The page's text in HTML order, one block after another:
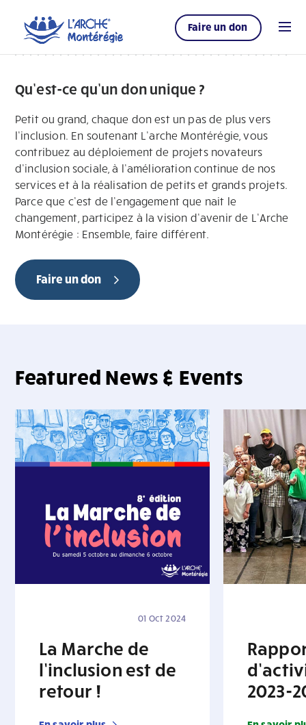
Faire un don
Qu’est-ce qu’un don unique ?
Petit ou grand, chaque don est un pas de plus vers
l’inclusion. En soutenant L’arche Montérégie, vous
contribuez au déploiement de projets novateurs
d’inclusion sociale, à l’amélioration continue de nos
services et à la réalisation de petits et grands projets.
Parce que c’est de l’engagement que nait le
changement, participez à la vision d’avenir de L’Arche
Montérégie : Ensemble, faire différent.
Faire un don
Featured News & Events
01 Oct 2024
La Marche de
l’inclusion est de
retour !
2023-